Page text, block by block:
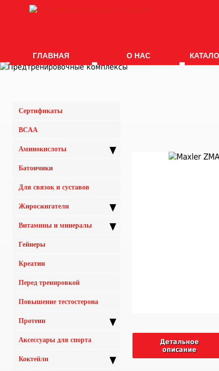
ГЛАВНАЯ О НАС
Детальное
описание
Сертификаты
BCAA
▼
Аминокислоты
Батончики
Для связок и суставов
▼
Жиросжигатели
▼
Витамины и минералы
Гейнеры
Креатин
Перед тренировкой
Повышение тестостерона
▼
Протеин
Аксессуары для спорта
▼
Коктейли